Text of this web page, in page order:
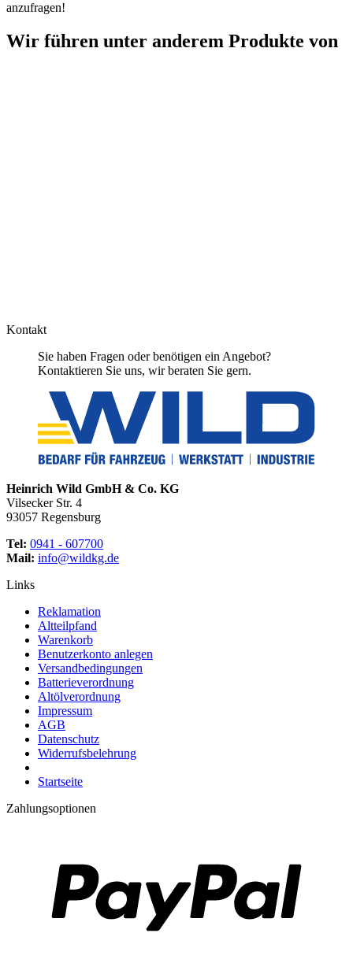
anzufragen!
Wir führen unter anderem Produkte von
Kontakt
Sie haben Fragen oder benötigen ein Angebot?
Kontaktieren Sie uns, wir beraten Sie gern.
Heinrich Wild GmbH & Co. KG
Vilsecker Str. 4
93057 Regensburg
Tel: 0941 - 607700
Mail: info@wildkg.de
Links
Reklamation
Altteilpfand
Warenkorb
Benutzerkonto anlegen
Versandbedingungen
Batterieverordnung
Altölverordnung
Impressum
AGB
Datenschutz
Widerrufsbelehrung
Startseite
Zahlungsoptionen